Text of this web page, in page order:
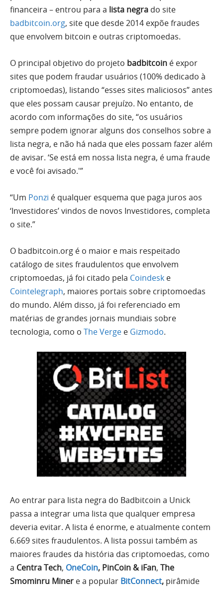
financeira – entrou para a lista negra do site
badbitcoin.org, site que desde 2014 expõe fraudes
que envolvem bitcoin e outras criptomoedas.
O principal objetivo do projeto badbitcoin é expor
sites que podem fraudar usuários (100% dedicado à
criptomoedas), listando “esses sites maliciosos” antes
que eles possam causar prejuízo. No entanto, de
acordo com informações do site, “os usuários
sempre podem ignorar alguns dos conselhos sobre a
lista negra, e não há nada que eles possam fazer além
de avisar. ‘Se está em nossa lista negra, é uma fraude
e você foi avisado.'”
“Um Ponzi é qualquer esquema que paga juros aos
‘Investidores’ vindos de novos Investidores, completa
o site.”
O badbitcoin.org é o maior e mais respeitado
catálogo de sites fraudulentos que envolvem
criptomoedas, já foi citado pela Coindesk e
Cointelegraph, maiores portais sobre criptomoedas
do mundo. Além disso, já foi referenciado em
matérias de grandes jornais mundiais sobre
tecnologia, como o The Verge e Gizmodo.
Ao entrar para lista negra do Badbitcoin a Unick
passa a integrar uma lista que qualquer empresa
deveria evitar. A lista é enorme, e atualmente contem
6.669 sites fraudulentos. A lista possui também as
maiores fraudes da história das criptomoedas, como
a Centra Tech, OneCoin, PinCoin & iFan, The
Smominru Miner e a popular BitConnect, pirâmide